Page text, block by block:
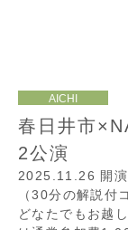
春日井市
2公演
2025.11.26 開
（30分の解説付
どなたでもお越